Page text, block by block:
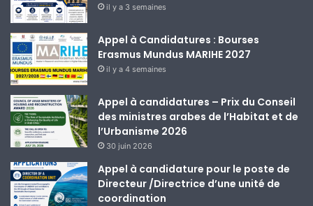
il y a 3 semaines
Appel à Candidatures : Bourses
Erasmus Mundus MARIHE 2027
il y a 4 semaines
Appel à candidatures – Prix du Conseil
des ministres arabes de l’Habitat et de
l’Urbanisme 2026
30 juin 2026
Appel à candidature pour le poste de
Directeur /Directrice d’une unité de
coordination